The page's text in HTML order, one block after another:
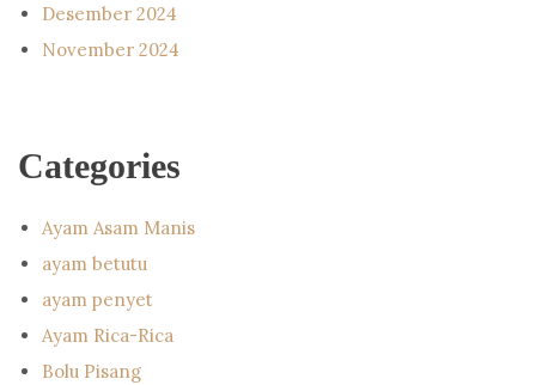
Desember 2024
November 2024
Categories
Ayam Asam Manis
ayam betutu
ayam penyet
Ayam Rica-Rica
Bolu Pisang